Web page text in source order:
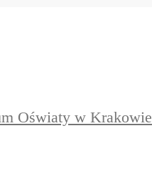
Oświaty w Krakowie